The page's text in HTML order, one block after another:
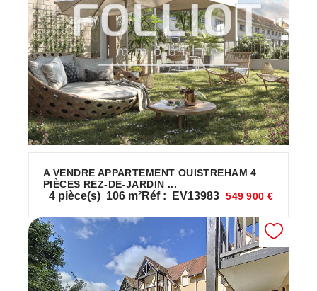
A VENDRE APPARTEMENT OUISTREHAM 4
PIÈCES REZ-DE-JARDIN ...
4 pièce(s) 106 m²Réf : EV13983 549 900 €